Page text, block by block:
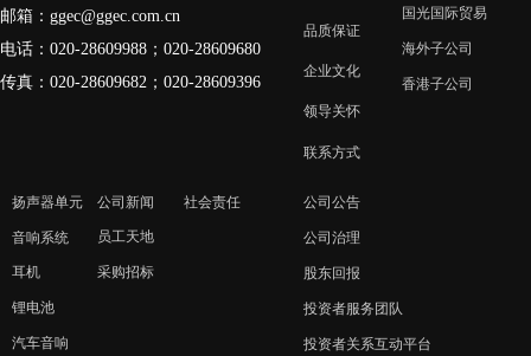
品质保证
企业文化
领导关怀
联系方式
国光国际贸易
海外子公司
香港子公司
公司新闻
员工天地
采购招标
扬声器单元
音响系统
耳机
锂电池
汽车音响
公司公告
公司治理
股东回报
投资者服务团队
投资者关系互动平台
邮箱： ggec@ggec.com.cn
电话：020-28609988； 020-28609680
传真：020-28609682；020-28609396
社会责任